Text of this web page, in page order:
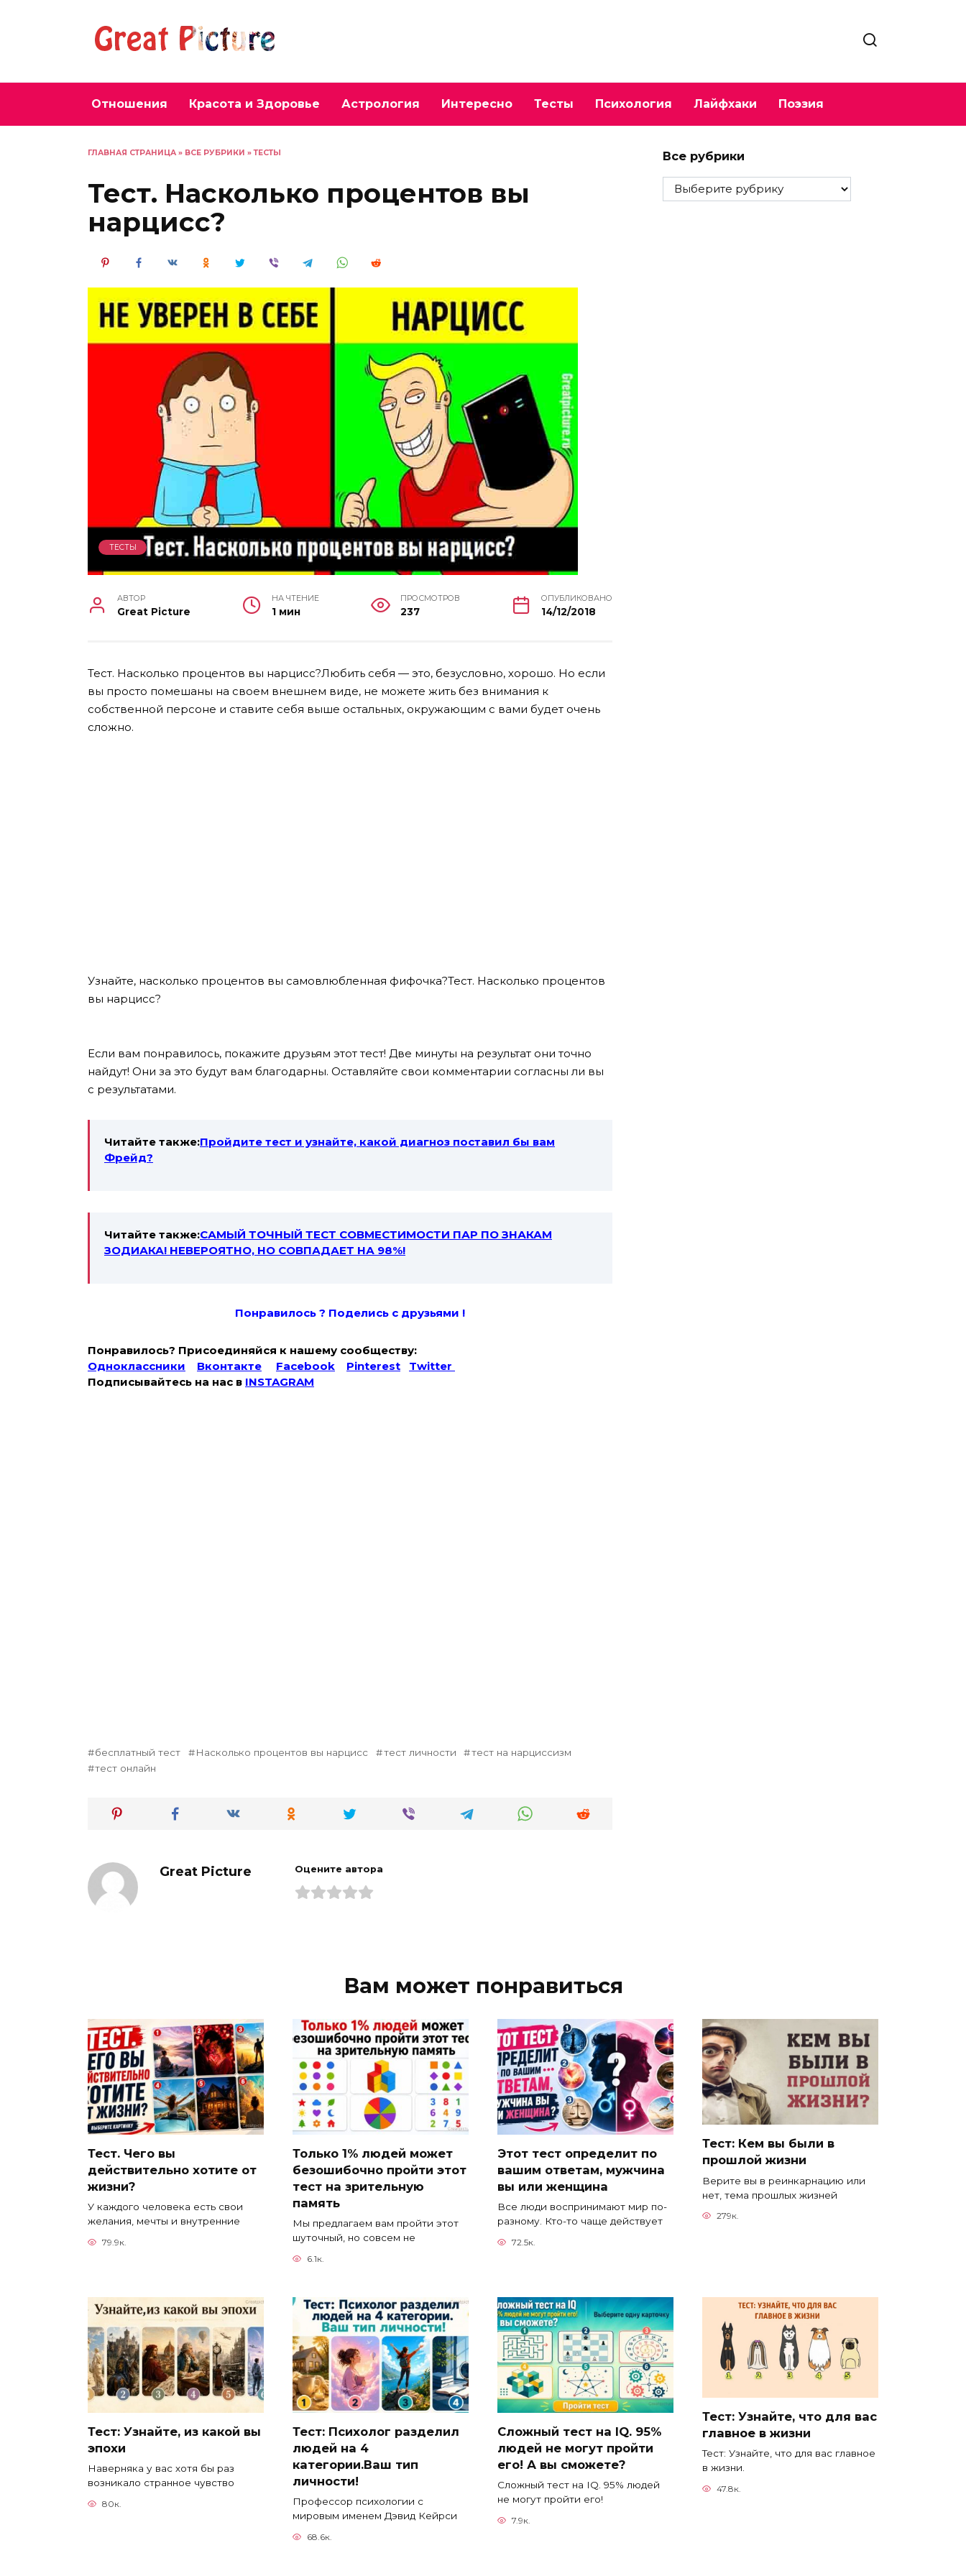
Отношения Красота и Здоровье Астрология Интересно Тесты Психология Лайфхаки Поэзия
ГЛАВНАЯ СТРАНИЦА » ВСЕ РУБРИКИ »ТЕСТЫ
Тест. Насколько процентов вы
нарцисс?
ТЕСТЫ
АВТОР
Great Picture
НА ЧТЕНИЕ
1 мин
ПРОСМОТРОВ
237
ОПУБЛИКОВАНО
14/12/2018
Тест. Насколько процентов вы нарцисс?Любить себя — это, безусловно, хорошо. Но если
вы просто помешаны на своем внешнем виде, не можете жить без внимания к
собственной персоне и ставите себя выше остальных, окружающим с вами будет очень
сложно.
Узнайте, насколько процентов вы самовлюбленная фифочка?Тест. Насколько процентов
вы нарцисс?
Если вам понравилось, покажите друзьям этот тест! Две минуты на результат они точно
найдут! Они за это будут вам благодарны. Оставляйте свои комментарии согласны ли вы
с результатами.
Читайте также:Пройдите тест и узнайте, какой диагноз поставил бы вам
Фрейд?
Читайте также:САМЫЙ ТОЧНЫЙ ТЕСТ СОВМЕСТИМОСТИ ПАР ПО ЗНАКАМ
ЗОДИАКА! НЕВЕРОЯТНО, НО СОВПАДАЕТ НА 98%!
Понравилось ? Поделись с друзьями !
Понравилось? Присоединяйся к нашему сообществу:
Одноклассники
Вконтакте Facebook Pinterest
Twitter
Подписывайтесь на наc в INSTAGRAM
бесплатный тест Насколько процентов вы нарцисс тест личности
тест на нарциссизм
тест онлайн
Great Picture Оцените автора
Все рубрики
Все
рубрики
Вам может понравиться
Тест. Чего вы
действительно хотите от
жизни?
У каждого человека есть свои
желания, мечты и внутренние
79.9к.
Только 1% людей может
безошибочно пройти этот
тест на зрительную
память
Мы предлагаем вам пройти этот
шуточный, но совсем не
6.1к.
Этот тест определит по
вашим ответам, мужчина
вы или женщина
Все люди воспринимают мир по-
разному. Кто-то чаще действует
72.5к.
Тест: Кем вы были в
прошлой жизни
Верите вы в реинкарнацию или
нет, тема прошлых жизней
279к.
Тест: Узнайте, из какой вы
эпохи
Наверняка у вас хотя бы раз
возникало странное чувство
80к.
Тест: Психолог разделил
людей на 4
категории.Ваш тип
личности!
Профессор психологии с
мировым именем Дэвид Кейрси
68.6к.
Сложный тест на IQ. 95%
людей не могут пройти
его! А вы сможете?
Сложный тест на IQ. 95% людей
не могут пройти его!
7.9к.
Тест: Узнайте, что для вас
главное в жизни
Тест: Узнайте, что для вас главное
в жизни.
47.8к.